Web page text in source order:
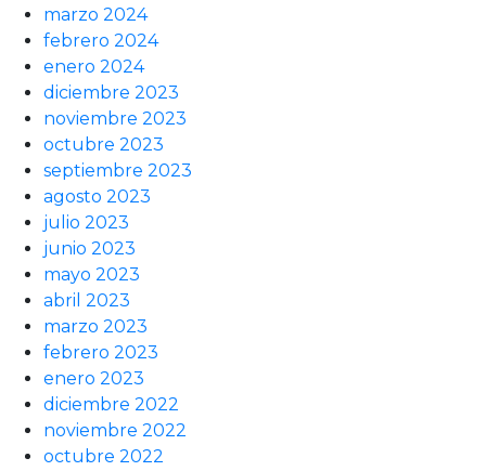
marzo 2024
febrero 2024
enero 2024
diciembre 2023
noviembre 2023
octubre 2023
septiembre 2023
agosto 2023
julio 2023
junio 2023
mayo 2023
abril 2023
marzo 2023
febrero 2023
enero 2023
diciembre 2022
noviembre 2022
octubre 2022